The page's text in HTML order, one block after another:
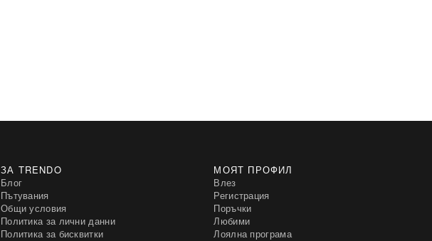
ЗА TRENDO
Блог
Пътувания
Общи условия
Политика за лични данни
Политика за бисквитки
МОЯТ ПРОФИЛ
Влез
Регистрация
Поръчки
Любими
Лоялна програма